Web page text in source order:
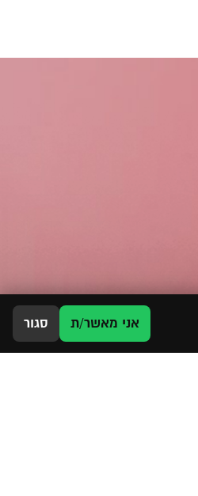
אני מאשר/ת סגור